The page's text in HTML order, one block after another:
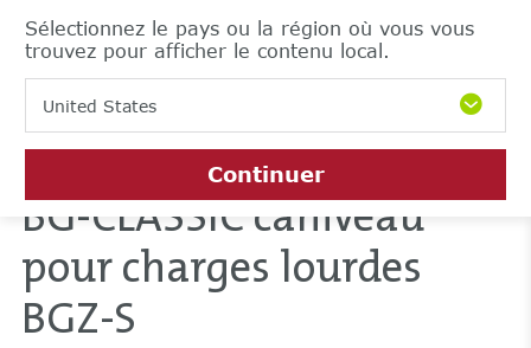
Sélectionnez le pays ou la région où vous vous
trouvez pour afficher le contenu local.
United States
Continuer
BG-CLASSIC caniveau
pour charges lourdes
BGZ-S